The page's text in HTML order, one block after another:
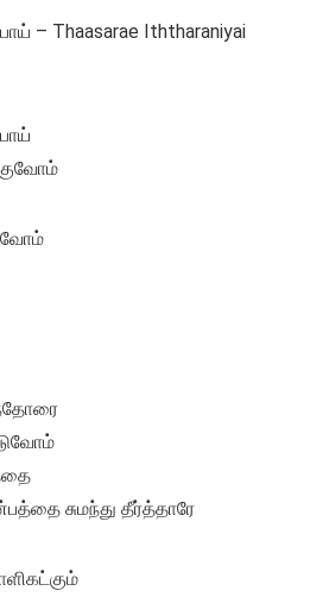
– Thaasarae Iththaraniyai
சுமந்து தீர்த்தாரே